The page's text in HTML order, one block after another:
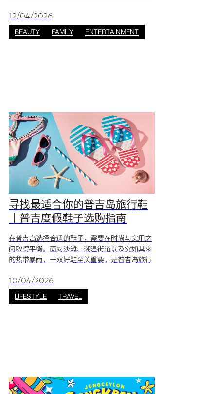
于自己的快乐。 这也是为什么这座普吉购物中心
深受各个年龄层喜爱的原因。 儿童专区：尽情释
放活力的室内乐园 当孩子们精力充沛时，江西冷
12/04/2026
BEAUTY FAMILY ENTERTAINMENT
寻找最适合你的普吉岛旅行鞋
｜普吉度假鞋子选购指南
在普吉岛选择合适的鞋子，需要在时尚与实用之
间取得平衡。面对沙滩、潮湿街道以及突如其来
的热带暴雨，一双好鞋至关重要，是普吉岛旅行
松高效，这里汇集多种鞋款，一站式满足需求，
让你的旅行更加舒适。从专业徒步鞋到轻便防雨
凉鞋，这份普吉岛鞋子选购指南帮你轻松找到最
10/04/2026
LIFESTYLE TRAVEL